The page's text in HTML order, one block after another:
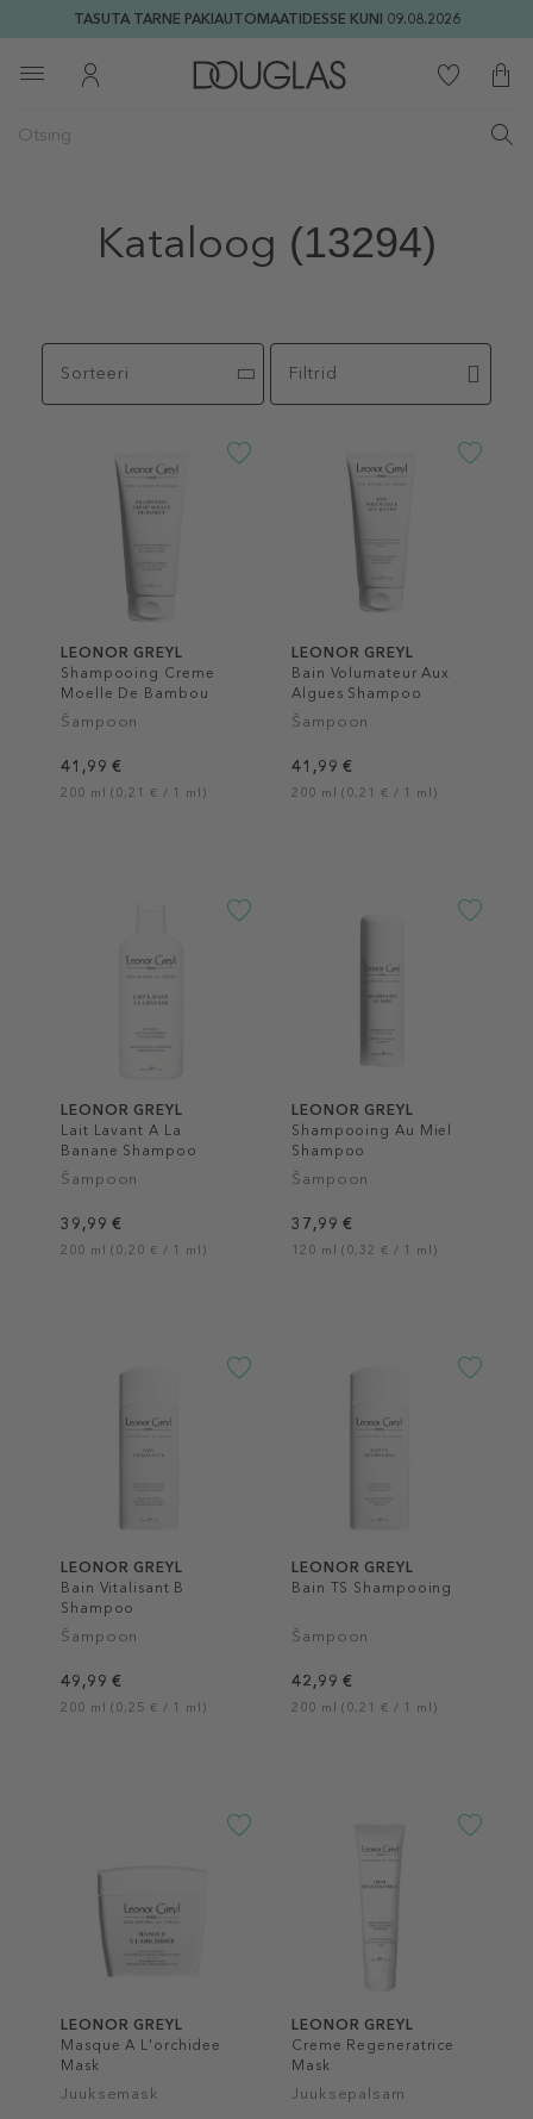
TASUTA TARNE PAKIAUTOMAATIDESSE KUNI 09.08.2026
Kataloog (13294)
Sorteeri Filtrid
LEONOR GREYL
Shampooing Creme
Moelle De Bambou
Šampoon
41,99 €
200 ml (0,21 € / 1 ml)
LEONOR GREYL
Bain Volumateur Aux
Algues Shampoo
Šampoon
41,99 €
200 ml (0,21 € / 1 ml)
LEONOR GREYL
Lait Lavant A La
Banane Shampoo
Šampoon
39,99 €
200 ml (0,20 € / 1 ml)
LEONOR GREYL
Shampooing Au Miel
Shampoo
Šampoon
37,99 €
120 ml (0,32 € / 1 ml)
LEONOR GREYL
Bain Vitalisant B
Shampoo
Šampoon
49,99 €
200 ml (0,25 € / 1 ml)
LEONOR GREYL
Bain TS Shampooing
Šampoon
42,99 €
200 ml (0,21 € / 1 ml)
LEONOR GREYL
Masque A L'orchidee
Mask
Juuksemask
LEONOR GREYL
Creme Regeneratrice
Mask
Juuksepalsam